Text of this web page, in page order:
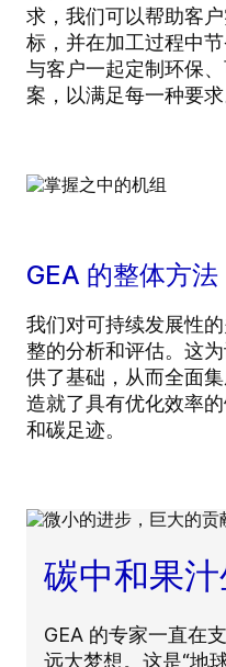
求，我们可以帮助客
标，并在加工过程中
与客户一起定制环保
案，以满足每一种要求
GEA 的整体方法
我们对可持续发展性
整的分析和评估。这
供了基础，从而全面
造就了具有优化效率
和碳足迹。
碳中和果
GEA 的专家一直在
远大梦想。这是“地